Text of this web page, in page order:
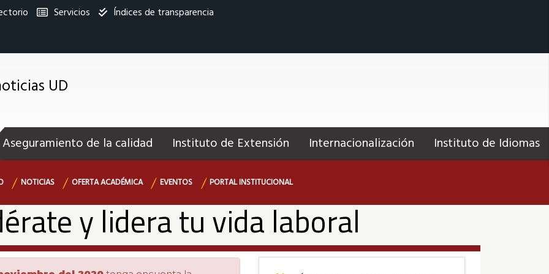
Servicios
Índices de transparencia
UD
Aseguramiento de la calidad Instituto de Extensión Internacionalización Instituto de Idiomas
NOTICIAS OFERTA ACADÉMICA EVENTOS PORTAL INSTITUCIONAL
y lidera tu vida laboral